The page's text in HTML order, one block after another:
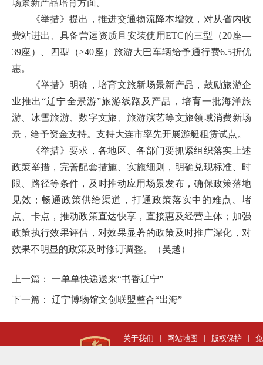
场景新产品培育方面。
《举措》提出，推进交通物流降本增效，对从省内收
费站进出、具备营运资质且安装使用ETC的三型（20座—
39座）、四型（≥40座）旅游大巴车辆给予通行费6.5折优
惠。
《举措》明确，培育文旅新场景新产品，鼓励旅游企
业推出“辽宁全景游”旅游线路及产品，培育一批海洋旅
游、冰雪旅游、数字文旅、旅游演艺等文旅领域消费新场
景，给予资金支持。支持大连市率先开展游艇租赁试点。
《举措》要求，各地区、各部门要抓紧组织落实上述
政策举措，完善配套措施、实施细则，明确兑现标准、时
限、路径等条件，及时推动应用场景发布，确保政策落地
见效；畅通政策供给渠道，打通政策落实中的难点、堵
点、卡点，推动政策直达快享，直接惠及经营主体；加强
政策执行效果评估，对效果显著的政策及时推广深化，对
效果不明显的政策及时修订调整。（吴越）
上一篇： 一单单快递送来“书香辽宁”
下一篇： 辽宁博物馆文创联盟整合“出海”